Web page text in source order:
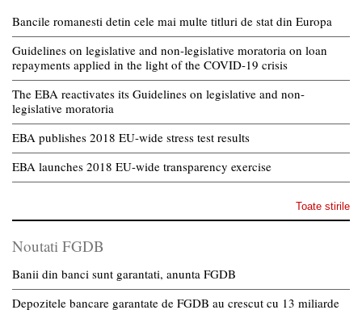
Bancile romanesti detin cele mai multe titluri de stat din Europa
Guidelines on legislative and non-legislative moratoria on loan
repayments applied in the light of the COVID-19 crisis
The EBA reactivates its Guidelines on legislative and non-
legislative moratoria
EBA publishes 2018 EU-wide stress test results
EBA launches 2018 EU-wide transparency exercise
Toate stirile
Noutati FGDB
Banii din banci sunt garantati, anunta FGDB
Depozitele bancare garantate de FGDB au crescut cu 13 miliarde